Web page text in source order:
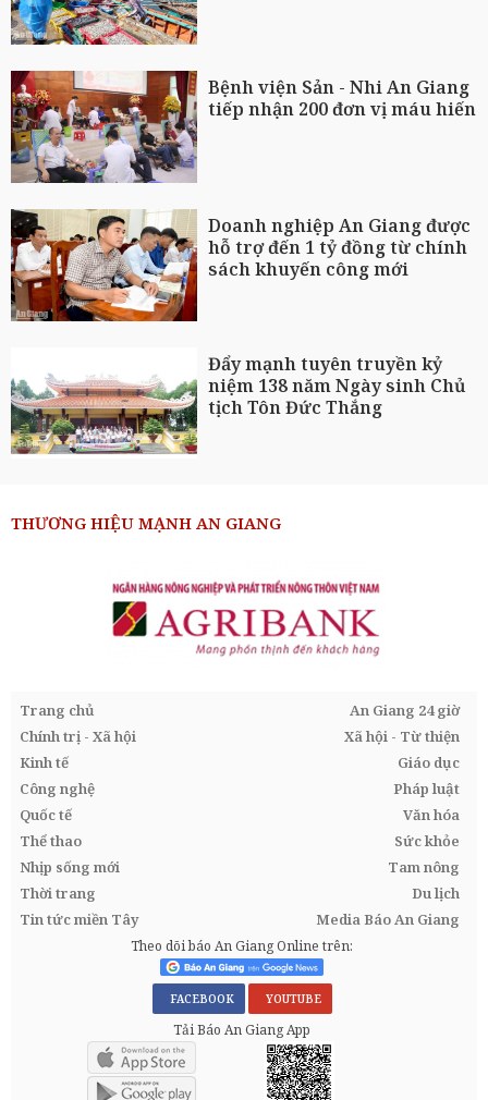
Bệnh viện Sản - Nhi An Giang
tiếp nhận 200 đơn vị máu hiến
Doanh nghiệp An Giang được
hỗ trợ đến 1 tỷ đồng từ chính
sách khuyến công mới
Đẩy mạnh tuyên truyền kỷ
niệm 138 năm Ngày sinh Chủ
tịch Tôn Đức Thắng
THƯƠNG HIỆU MẠNH AN GIANG
Trang chủ
An Giang 24 giờ
Chính trị - Xã hội
Xã hội - Từ thiện
Kinh tế
Giáo dục
Công nghệ
Pháp luật
Quốc tế
Văn hóa
Thể thao
Sức khỏe
Nhịp sống mới
Tam nông
Thời trang
Du lịch
Tin tức miền Tây
Media Báo An Giang
Theo dõi báo An Giang Online trên:
FACEBOOK YOUTUBE
Tải Báo An Giang App